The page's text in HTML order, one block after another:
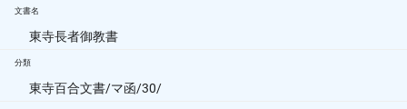
文書名
東寺長者御教書
分類
東寺百合文書/マ函/30/